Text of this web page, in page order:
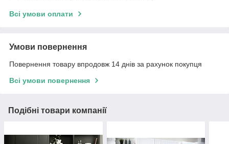
Всі умови оплати
Умови повернення
Повернення товару впродовж 14 днів за рахунок покупця
Всі умови повернення
Подібні товари компанії